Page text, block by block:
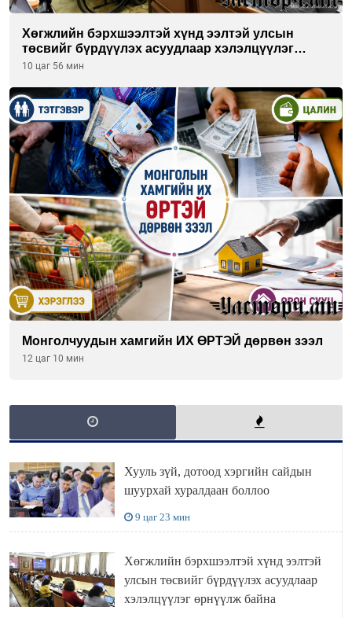
Хөгжлийн бэрхшээлтэй хүнд ээлтэй улсын
төсвийг бүрдүүлэх асуудлаар хэлэлцүүлэг
өрнүүлж байна
10 цаг 56 мин
Монголчуудын хамгийн ИХ ӨРТЭЙ дөрвөн зээл
12 цаг 10 мин
Хууль зүй, дотоод хэргийн сайдын
шуурхай хуралдаан боллоо
9 цаг 23 мин
Хөгжлийн бэрхшээлтэй хүнд ээлтэй
улсын төсвийг бүрдүүлэх асуудлаар
хэлэлцүүлэг өрнүүлж байна